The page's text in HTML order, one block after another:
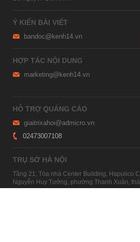
Ý KIẾN BÀI VIẾT
bandoc@kenh14.vn
HỢP TÁC NỘI DUNG
marketing@kenh14.vn
HỖ TRỢ QUẢNG CÁO
giaitrixahoi@admicro.vn
02473007108
TRỤ SỞ HÀ NỘI
Tầng 21, Tòa nhà Center Building, Hapulico
Nguyễn Huy Tưởng, phường Thanh Xuân,